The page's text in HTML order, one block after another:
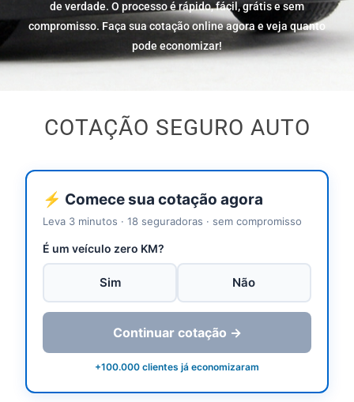
de verdade. O processo é rápido, fácil, grátis e sem
compromisso. Faça sua cotação online agora e veja quanto
pode economizar!
COTAÇÃO SEGURO AUTO
⚡ Comece sua cotação agora
Leva 3 minutos · 18 seguradoras · sem compromisso
É um veículo zero KM?
Sim Não
Continuar cotação →
+100.000 clientes já economizaram